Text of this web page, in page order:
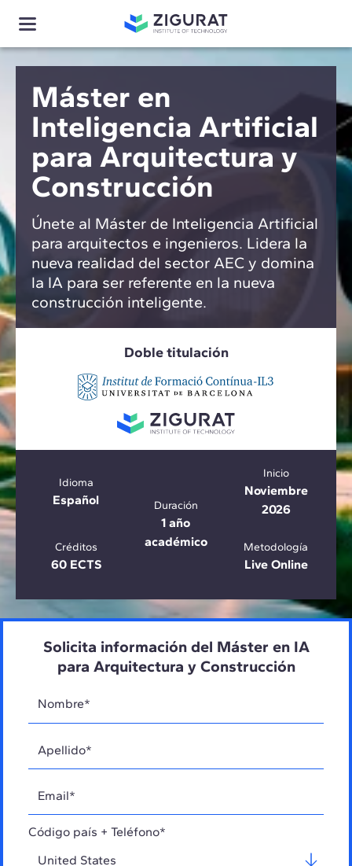
Máster en
Inteligencia Artificial
para Arquitectura y
Construcción
Únete al Máster de Inteligencia Artificial
para arquitectos e ingenieros. Lidera la
nueva realidad del sector AEC y domina
la IA para ser referente en la nueva
construcción inteligente.
Doble titulación
Idioma
Español Duración
1 año
académico
Inicio
Noviembre
2026
Créditos
60 ECTS
Metodología
Live Online
Solicita información del Máster en IA
para Arquitectura y Construcción
Código país + Teléfono*